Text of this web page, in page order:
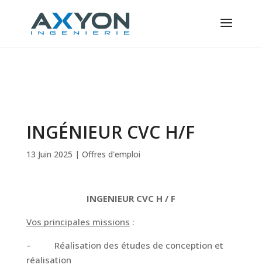
INGÉNIEUR CVC H/F
13 Juin 2025 | Offres d'emploi
INGENIEUR CVC H / F
Vos principales missions :
– Réalisation des études de conception et
réalisation